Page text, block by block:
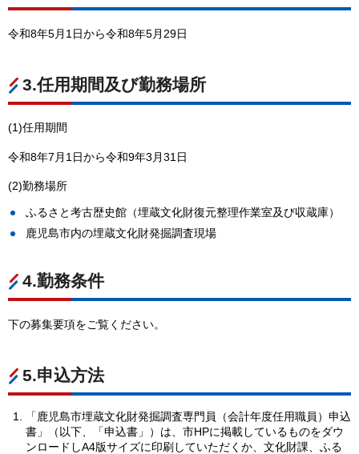
令和8年5月1日から令和8年5月29日
3.任用期間及び勤務場所
(1)任用期間
令和8年7月1日から令和9年3月31日
(2)勤務場所
ふるさと考古歴史館（埋蔵文化財復元整理作業室及び収蔵庫）
鹿児島市内の埋蔵文化財発掘調査現場
4.勤務条件
下の募集要項をご覧ください。
5.申込方法
「鹿児島市埋蔵文化財発掘調査専門員（会計年度任用職員）申込
書」（以下、「申込書」）は、市HPに掲載しているものをダウ
ンロードしA4版サイズに印刷していただくか、文化財課、ふる